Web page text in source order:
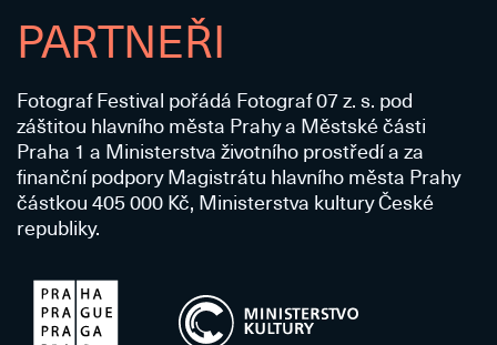
PARTNEŘI
Fotograf Festival pořádá Fotograf 07 z. s. pod
záštitou hlavního města Prahy a Městské části
Praha 1 a Ministerstva životního prostředí a za
finanční podpory Magistrátu hlavního města Prahy
částkou 405 000 Kč, Ministerstva kultury České
republiky.